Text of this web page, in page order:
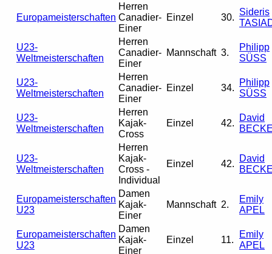
Europameisterschaften
Herren
Canadier-
Einer
Einzel 30.
Sideris
U23-
Weltmeisterschaften
Herren
Canadier-
Einer
Mannschaft 3.
Philipp
SÜSS
U23-
Weltmeisterschaften
Herren
Canadier-
Einer
Einzel 34.
Philipp
SÜSS
U23-
Weltmeisterschaften
Herren
Kajak-
Cross
Einzel 42.
David
U23-
Weltmeisterschaften
Herren
Kajak-
Cross -
Individual
Einzel 42.
David
Europameisterschaften
U23
Damen
Kajak-
Einer
Mannschaft 2.
Emily
APEL
Europameisterschaften
U23
Damen
Kajak-
Einer
Einzel 11.
Emily
APEL